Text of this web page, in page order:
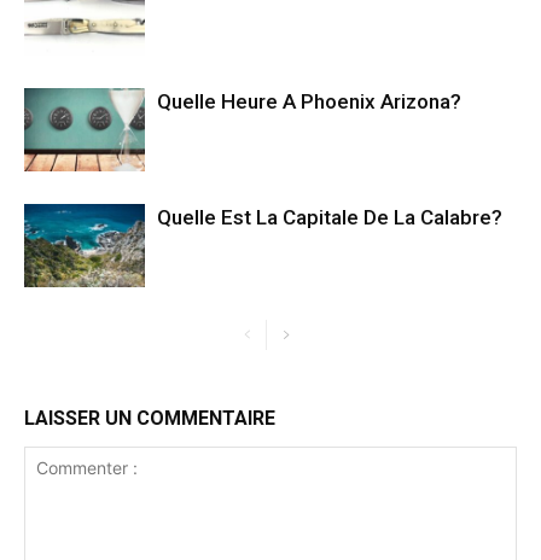
Quelle Heure A Phoenix Arizona?
Quelle Est La Capitale De La Calabre?
LAISSER UN COMMENTAIRE